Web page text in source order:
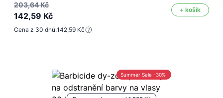
203,64 Kč
142,59 Kč
+ košík
Cena z 30 dnů:142,59 Kč
Summer Sale -30%